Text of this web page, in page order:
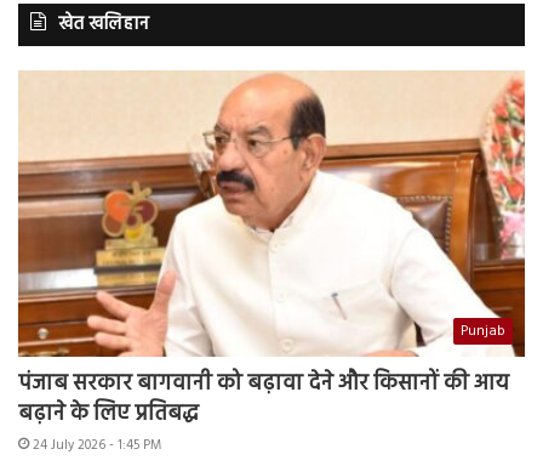
खेत खलिहान
Punjab
पंजाब सरकार बागवानी को बढ़ावा देने और किसानों की आय
बढ़ाने के लिए प्रतिबद्ध
24 July 2026 - 1:45 PM